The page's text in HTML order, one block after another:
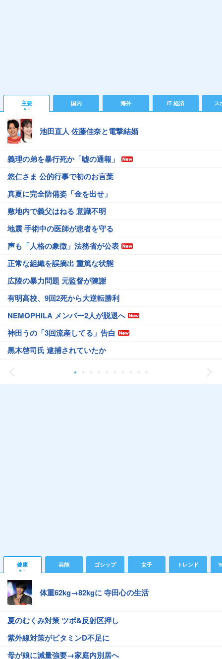
主要 国内 海外 IT 経済 ス
池田直人 佐藤佳奈と電撃結婚
義理の弟を暴行死か「嘘の通報」
悠仁さま 公的行事で初のお言葉
真夏に完全防備姿「金を出せ」
敷地内で義父はねる 意識不明
地震 手術中の医師が患者を守る
声も「人格の象徴」法務省が公表
正常な組織を誤摘出 重篤な状態
広陵の暴力問題 元監督が陳謝
有明高校、9回2死から大逆転勝利
NEMOPHILA メンバー2人が脱退へ
神田うの「3回流産してる」告白
黒木啓司氏 逮捕されていたか
健康 芸能 ゴシップ 女子 トレンド
体重62kg→82kgに 寺田心の生活
夏のむくみ対策 ツボ&反射区押し
紫外線対策がビタミンD不足に
母が娘に減量強要→家庭内別居へ